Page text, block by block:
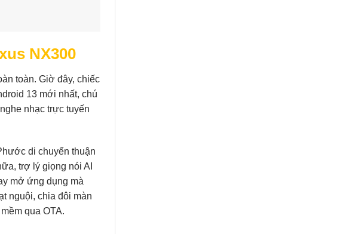
NX300
toàn. Giờ đây, chiếc
13 mới nhất, chú
nhạc trực tuyến
di chuyển thuận
trợ lý giọng nói AI
mở ứng dụng mà
nguội, chia đôi màn
qua OTA.